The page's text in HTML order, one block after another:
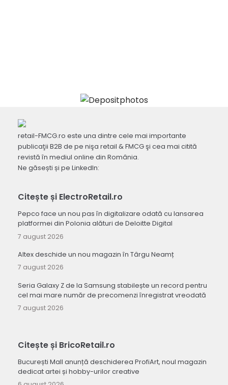
retail-FMCG.ro este una dintre cele mai importante
publicaţii B2B de pe nişa retail & FMCG şi cea mai citită
revistă în mediul online din România.
Ne găsești și pe LinkedIn:
Citește și ElectroRetail.ro
Pepco face un nou pas în digitalizare odată cu lansarea
platformei din Polonia alături de Deloitte Digital
7 august 2026
Altex deschide un nou magazin în Târgu Neamț
7 august 2026
Seria Galaxy Z de la Samsung stabilește un record pentru
cel mai mare număr de precomenzi înregistrat vreodată
7 august 2026
Citește și BricoRetail.ro
București Mall anunță deschiderea ProfiArt, noul magazin
dedicat artei și hobby-urilor creative